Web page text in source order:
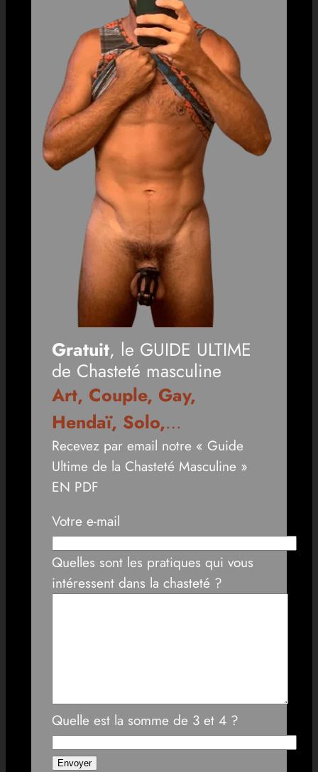
Gratuit, le GUIDE ULTIME
de Chasteté masculine
Art, Couple, Gay,
Hendaï, Solo,…
Recevez par email notre « Guide
Ultime de la Chasteté Masculine »
EN PDF
Votre e-mail
Quelles sont les pratiques qui vous
intéressent dans la chasteté ?
Quelle est la somme de 3 et 4 ?